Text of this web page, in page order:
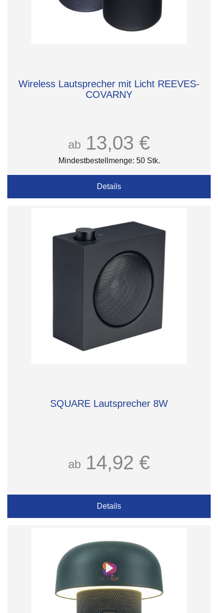
Wireless Lautsprecher mit Licht REEVES-
COVARNY
ab 13,03 €
Mindestbestellmenge: 50 Stk.
Details
SQUARE Lautsprecher 8W
ab 14,92 €
Details